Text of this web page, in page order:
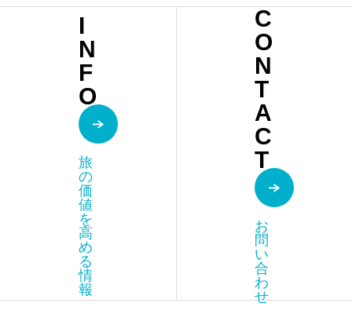
AADI
I
N
F
O
旅
の
価
値
を
高
め
る
情
報
C
O
N
T
A
C
T
お
問
い
合
わ
せ